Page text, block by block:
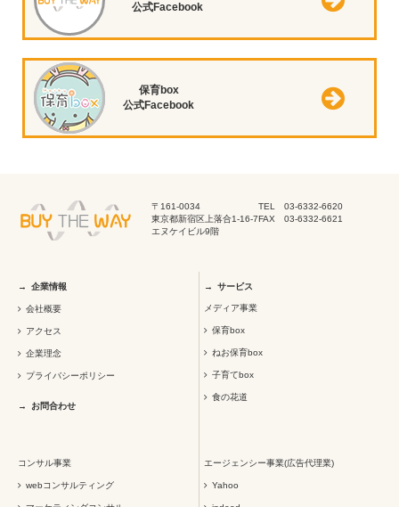
公式Facebook
保育box
公式Facebook
〒161-0034
東京都新宿区上落合1-16-7
エヌケイビル9階
TEL 03-6332-6620
FAX 03-6332-6621
企業情報
会社概要
アクセス
企業理念
プライバシーポリシー
お問合わせ
サービス
メディア事業
保育box
ねお保育box
子育てbox
食の花道
コンサル事業
webコンサルティング
エージェンシー事業(広告代理業)
Yahoo